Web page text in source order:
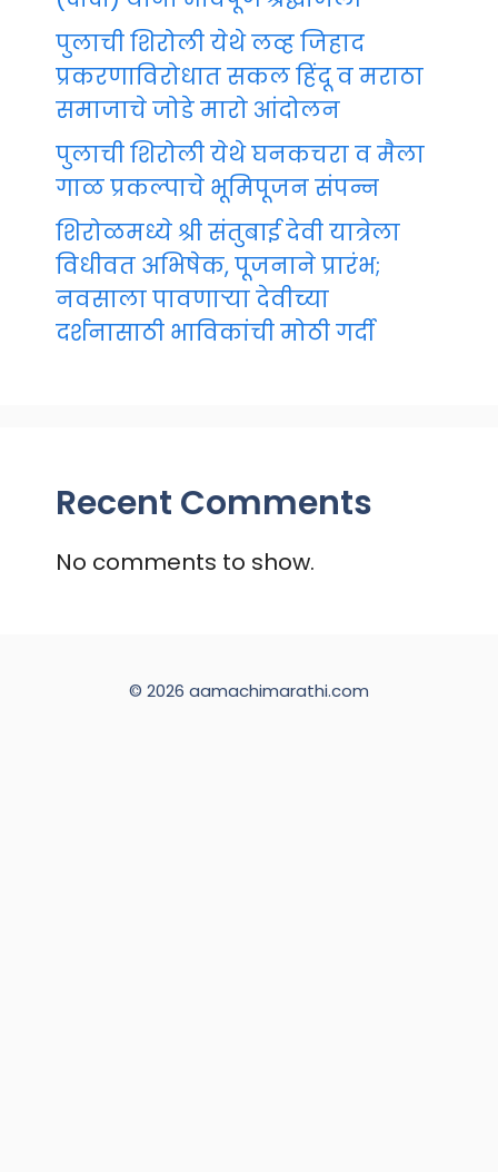
पुलाची शिरोली येथे लव्ह जिहाद
प्रकरणाविरोधात सकल हिंदू व मराठा
समाजाचे जोडे मारो आंदोलन
पुलाची शिरोली येथे घनकचरा व मैला
गाळ प्रकल्पाचे भूमिपूजन संपन्न
शिरोळमध्ये श्री संतुबाई देवी यात्रेला
विधीवत अभिषेक, पूजनाने प्रारंभ;
नवसाला पावणाऱ्या देवीच्या
दर्शनासाठी भाविकांची मोठी गर्दी
Recent Comments
No comments to show.
© 2026 aamachimarathi.com